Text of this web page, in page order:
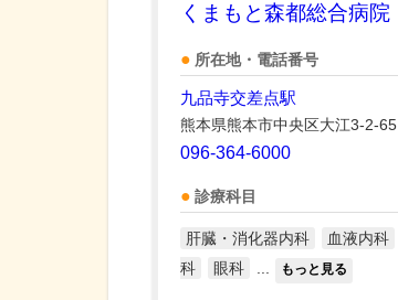
くまもと森都総合病院
所在地・電話番号
九品寺交差点駅
熊本県熊本市中央区大江3-2-65
096-364-6000
診療科目
肝臓・消化器内科 血液内科
科
眼科 もっと見る